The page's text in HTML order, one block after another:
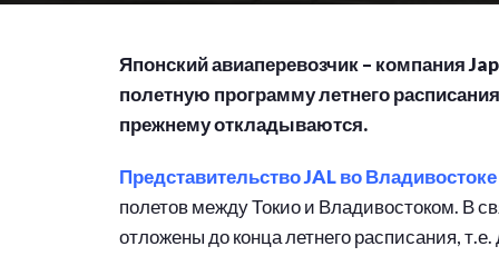
Японский авиаперевозчик – компания
полетную программу летнего
прежнему откладываются.
Представительство JAL во Владивостоке
полетов между Токио и Владивостоком. В
отложены до конца летнего расписания,